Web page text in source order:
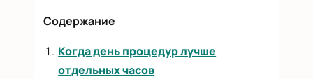
Содержание
Когда день процедур лучше
отдельных часов